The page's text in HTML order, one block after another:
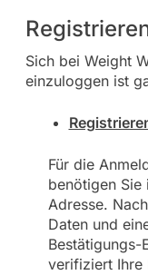
Sich bei Weight
einzuloggen ist
Für die
benötigen
Adresse.
Daten und
verifiziert Ihre